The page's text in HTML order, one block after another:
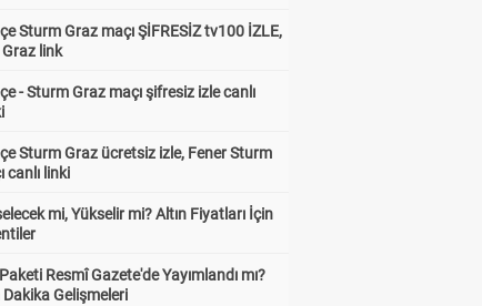
Sturm Graz maçı ŞİFRESİZ tv100 İZLE,
link
- Sturm Graz maçı şifresiz izle canlı
Sturm Graz ücretsiz izle, Fener Sturm
canlı linki
mi, Yükselir mi? Altın Fiyatları İçin
Resmî Gazete'de Yayımlandı mı?
Gelişmeleri